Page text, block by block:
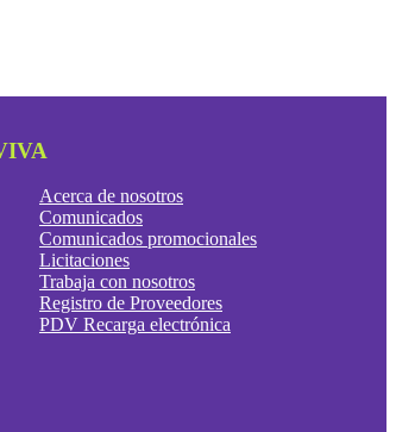
Acerca de nosotros
Comunicados
Comunicados promocionales
Licitaciones
Trabaja con nosotros
Registro de Proveedores
PDV Recarga electrónica